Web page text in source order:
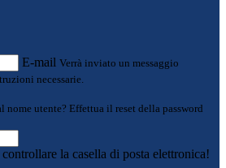
E-mail Verrà inviato un messaggio
necessarie.
nome utente? Effettua il reset della password
la casella di posta elettronica!